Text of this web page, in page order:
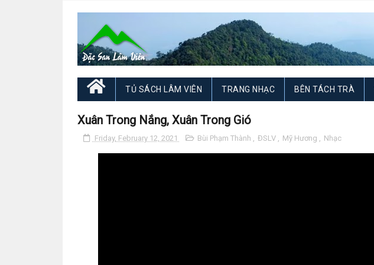
TỦ SÁCH LÂM VIÊN TRANG NHẠC BÊN TÁCH TRÀ
Xuân Trong Nắng, Xuân Trong Gió
Friday, February 12, 2021 Bùi Phạm Thành , ĐSLV , Mỹ Hương , Nhạc